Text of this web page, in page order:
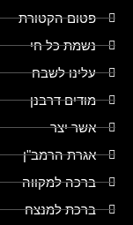
פטום הקטורת
נשמת כל חי
עלינו לשבח
מודים דרבנן
אשר יצר
אגרת הרמב"ן
ברכה למקווה
ברכת למנצח